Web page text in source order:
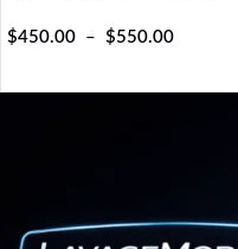
$450.00 – $550.00